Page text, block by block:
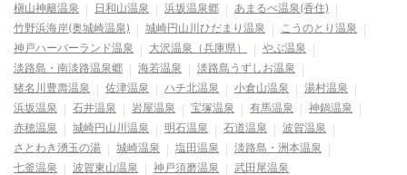
槇山神籬温泉
日和山温泉 浜坂温泉郷
あまるべ温泉(香住)
竹野浜海岸(奥城崎温泉)
城崎円山川ひだまり温泉
こうのとり温泉
神戸ハーバーランド温泉
大沢温泉（兵庫県）
やぶ温泉
淡路島・南淡路温泉郷
海若温泉
淡路島うずしお温泉
猪名川豊壽温泉
佐津温泉 ハチ北温泉 小倉山温泉
湯村温泉
浜坂温泉
石井温泉 岩屋温泉 宝塚温泉 有馬温泉
神鍋温泉
赤穂温泉
城崎円山川温泉 明石温泉 石道温泉
波賀温泉
さとわき湧玉の湯
城崎温泉 塩田温泉
淡路島・洲本温泉
七釜温泉
波賀東山温泉 神戸須磨温泉 武田尾温泉